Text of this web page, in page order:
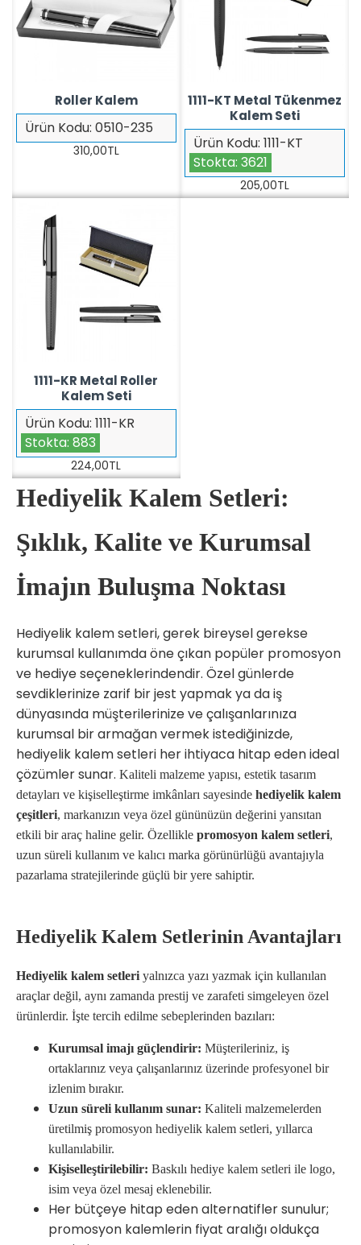
Hediyelik Kalem Setleri:
Şıklık, Kalite ve Kurumsal
İmajın Buluşma Noktası
Hediyelik kalem setleri, gerek bireysel gerekse
kurumsal kullanımda öne çıkan popüler promosyon
ve hediye seçeneklerindendir. Özel günlerde
sevdiklerinize zarif bir jest yapmak ya da iş
dünyasında müşterilerinize ve çalışanlarınıza
kurumsal bir armağan vermek istediğinizde,
hediyelik kalem setleri her ihtiyaca hitap eden ideal
çözümler sunar. Kaliteli malzeme yapısı, estetik tasarım
detayları ve kişiselleştirme imkânları sayesinde hediyelik kalem
çeşitleri, markanızın veya özel gününüzün değerini yansıtan
etkili bir araç haline gelir. Özellikle promosyon kalem setleri,
uzun süreli kullanım ve kalıcı marka görünürlüğü avantajıyla
pazarlama stratejilerinde güçlü bir yere sahiptir.
Hediyelik Kalem Setlerinin Avantajları
Hediyelik kalem setleri yalnızca yazı yazmak için kullanılan
araçlar değil, aynı zamanda prestij ve zarafeti simgeleyen özel
ürünlerdir. İşte tercih edilme sebeplerinden bazıları:
Kurumsal imajı güçlendirir: Müşterileriniz, iş
ortaklarınız veya çalışanlarınız üzerinde profesyonel bir
izlenim bırakır.
Uzun süreli kullanım sunar: Kaliteli malzemelerden
üretilmiş promosyon hediyelik kalem setleri, yıllarca
kullanılabilir.
Kişiselleştirilebilir: Baskılı hediye kalem setleri ile logo,
isim veya özel mesaj eklenebilir.
Her bütçeye hitap eden alternatifler sunulur;
promosyon kalemlerin fiyat aralığı oldukça
Ürün Kodu: 0510-235
Roller Kalem
310,00TL Ürün Kodu: 1111-KT
Stokta: 3621
1111-KT Metal Tükenmez
Kalem Seti
205,00TL
Ürün Kodu: 1111-KR
Stokta: 883
1111-KR Metal Roller
Kalem Seti
224,00TL